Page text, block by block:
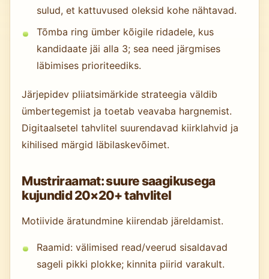
sulud, et kattuvused oleksid kohe nähtavad.
Tõmba ring ümber kõigile ridadele, kus
kandidaate jäi alla 3; sea need järgmises
läbimises prioriteediks.
Järjepidev pliiatsimärkide strateegia väldib
ümbertegemist ja toetab veavaba hargnemist.
Digitaalsetel tahvlitel suurendavad kiirklahvid ja
kihilised märgid läbilaskevõimet.
Mustriraamat: suure saagikusega
kujundid 20×20+ tahvlitel
Motiivide äratundmine kiirendab järeldamist.
Raamid: välimised read/veerud sisaldavad
sageli pikki plokke; kinnita piirid varakult.